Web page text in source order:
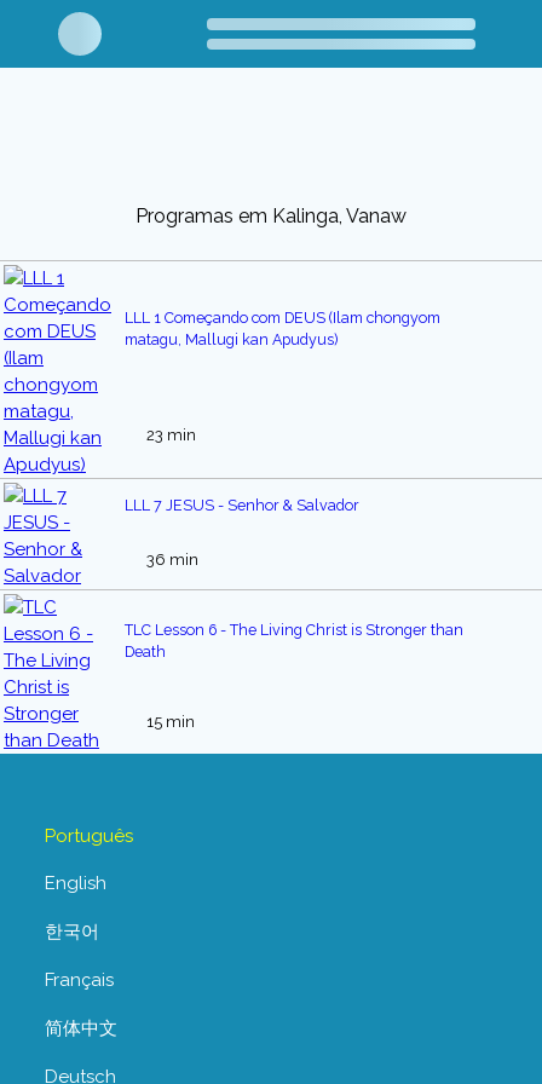
Programas em Kalinga, Vanaw
LLL 1 Começando com DEUS (Ilam chongyom
matagu, Mallugi kan Apudyus)
23 min
LLL 7 JESUS - Senhor & Salvador
36 min
TLC Lesson 6 - The Living Christ is Stronger than
Death
15 min
Português
English
한국어
Français
简体中文
Deutsch